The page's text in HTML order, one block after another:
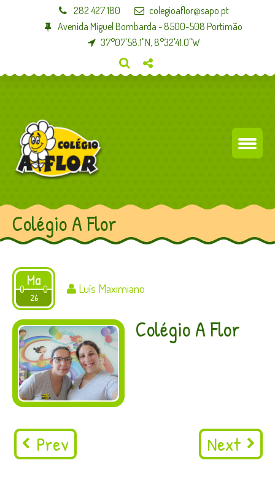
282 427 180
colegioaflor@sapo.pt
Avenida Miguel Bombarda - 8500-508 Portimão
37°07'58.1"N, 8°32'41.0"W
Colégio A Flor
Ma
26
2020
Luís Maximiano
Colégio A Flor
Prev Next